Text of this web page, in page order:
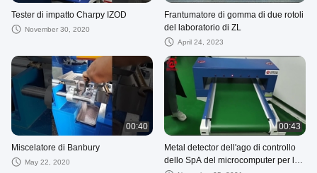
Tester di impatto Charpy IZOD
November 30, 2020
Frantumatore di gomma di due rotoli
del laboratorio di ZL
April 24, 2023
00:40
Miscelatore di Banbury
May 22, 2020
00:43
Metal detector dell'ago di controllo
dello SpA del microcomputer per la